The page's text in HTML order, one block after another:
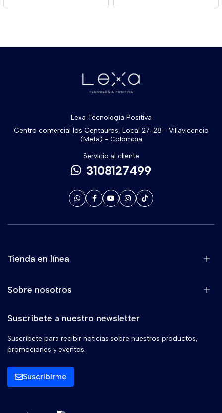
Lexa Tecnología Positiva
Centro comercial los Centauros, Local 27-28 - Villavicencio
(Meta) - Colombia
Servicio al cliente
3108127499
Tienda en línea
Sobre nosotros
Suscríbete a nuestro newsletter
Suscríbete para recibir noticias sobre nuestros productos,
promociones y eventos.
Suscribirme